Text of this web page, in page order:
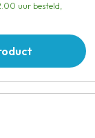
uur besteld,